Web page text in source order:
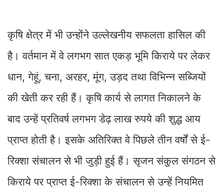
कृषि क्षेत्र में भी उन्होंने उल्लेखनीय सफलता हासिल की
है। वर्तमान में वे लगभग सात एकड़ भूमि किराये पर लेकर
धान, गेहूं, चना, अरहर, मूंग, उड़द तथा विभिन्न सब्जियों
की खेती कर रही हैं। कृषि कार्य से लागत निकालने के
बाद उन्हें प्रतिवर्ष लगभग डेढ़ लाख रुपये की शुद्ध आय
प्राप्त होती है। इसके अतिरिक्त वे पिछले तीन वर्षों से ई-
रिक्शा संचालन से भी जुड़ी हुई हैं। सृजन संकुल संगठन से
किराये पर प्राप्त ई-रिक्शा के संचालन से उन्हें नियमित